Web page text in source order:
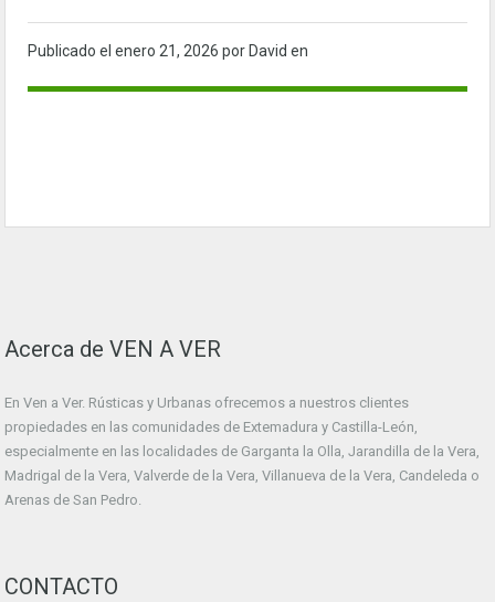
Publicado el enero 21, 2026 por David en
Acerca de VEN A VER
En Ven a Ver. Rústicas y Urbanas ofrecemos a nuestros clientes
propiedades en las comunidades de Extemadura y Castilla-León,
especialmente en las localidades de Garganta la Olla, Jarandilla de la Vera,
Madrigal de la Vera, Valverde de la Vera, Villanueva de la Vera, Candeleda o
Arenas de San Pedro.
CONTACTO